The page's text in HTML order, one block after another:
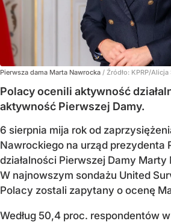
Pierwsza dama Marta Nawrocka / Źródło: KPRP/
Polacy ocenili aktywność
aktywność Pierwszej Damy.
6 sierpnia mija rok od
Nawrockiego na urząd prezydenta
działalności Pierwszej Damy Marty
W najnowszym sondażu United
Polacy zostali zapytany o ocenę
Według 50,4 proc. respondentów